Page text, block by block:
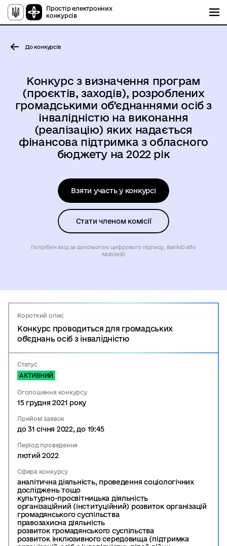
Простір електронних
конкурсів
До конкурсів
Конкурс з визначення програм
(проєктів, заходів), розроблених
громадськими об’єднаннями осіб з
інвалідністю на виконання
(реалізацію) яких надається
фінансова підтримка з обласного
бюджету на 2022 рік
Взяти участь у конкурсі
Стати членом комісії
Потрібен вхід за допомогою цифрового підпису, BankID або
MobileID
Короткий опис
Конкурс проводиться для громадських
об'єднань осіб з інвалідністю
Статус
АКТИВНИЙ
Оголошення конкурсу
15 грудня 2021 року
Прийом заявок
до 31 січня 2022, до 19:45
Період проведення
лютий 2022
Сфера конкурсу
аналітична діяльність, проведення соціологічних
досліджень тощо
культурно-просвітницька діяльність
організаційний (інституційний) розвиток організацій
громадянського суспільства
правозахисна діяльність
розвиток громадянського суспільства
розвиток інклюзивного середовища (підтримка